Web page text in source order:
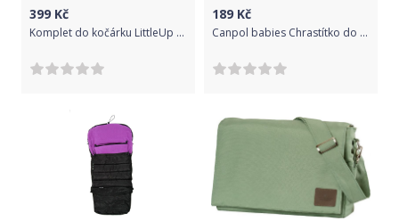
399 Kč
Komplet do kočárku LittleUp Hedgehogs
189 Kč
Canpol babies Chrastítko do kočárku želvy